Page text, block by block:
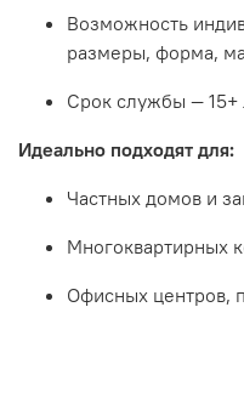
Возможность
размеры, форма,
Срок службы — 15+
Идеально подходят для:
Частных домов и
Многоквартирных
Офисных центров,